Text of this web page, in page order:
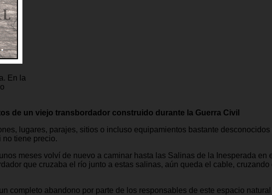
En la
de un viejo transbordador construido durante la Guerra Civil
lugares, parajes, sitios o incluso equipamientos bastante
no tiene precio.
meses volví de nuevo a caminar hasta las Salinas de la Inesperada en
que cruzaba el río junto a estas salinas, aún queda el cable,
completo abandono por parte de los responsables de este espacio